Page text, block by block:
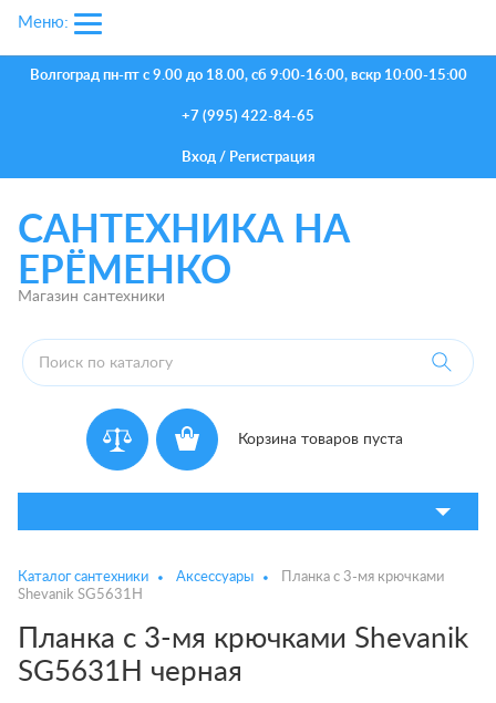
Волгоград пн-пт с 9.00 до 18.00, сб 9:00-16:00, вскр 10:00-15:00
+7 (995) 422-84-65
Вход/ Регистрация
САНТЕХНИКА НА
ЕРЁМЕНКО
Магазин сантехники
Корзина товаров пуста
Меню:
Каталог сантехники Аксессуары
Планка с 3-мя крючками
Shevanik SG5631H
Планка с 3-мя крючками Shevanik
SG5631H черная